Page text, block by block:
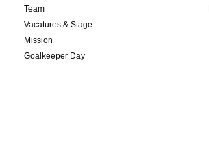
Team
Vacatures & Stage
Mission
Goalkeeper Day